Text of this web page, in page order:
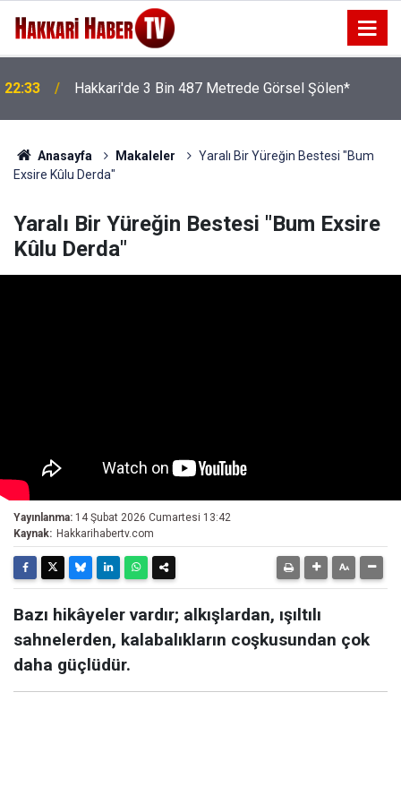
22:33 Hakkari'de 3 Bin 487 Metrede Görsel Şölen*
Anasayfa Makaleler
Yaralı Bir Yüreğin Bestesi "Bum
Exsire Kûlu Derda"
Yaralı Bir Yüreğin Bestesi "Bum Exsire
Kûlu Derda"
Yayınlanma: 14 Şubat 2026 Cumartesi 13:42
Kaynak: Hakkarihabertv.com
Bazı hikâyeler vardır; alkışlardan, ışıltılı
sahnelerden, kalabalıkların coşkusundan çok
daha güçlüdür.